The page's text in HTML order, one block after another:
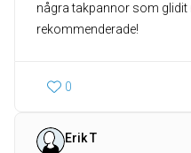
några takpannor som glidit
rekommenderade!
0
Erik T